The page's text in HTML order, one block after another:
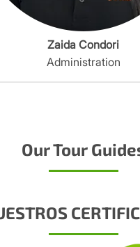
Zaida Condori
Administration
Our Tour